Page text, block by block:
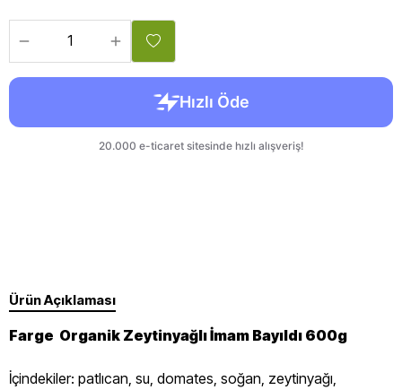
Ürün Açıklaması
Farge Organik Zeytinyağlı İmam Bayıldı 600g
İçindekiler: patlıcan, su, domates, soğan, zeytinyağı,